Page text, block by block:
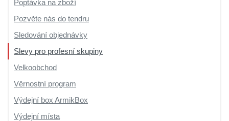
Poptávka na zboží
Pozvěte nás do tendru
Sledování objednávky
Slevy pro profesní skupiny
Velkoobchod
Věrnostní program
Výdejní box ArmikBox
Výdejní místa